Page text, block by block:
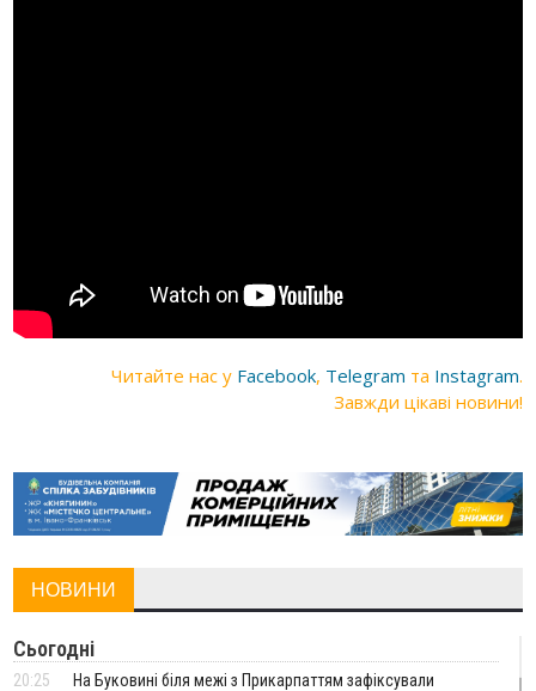
Читайте нас у Facebook, Telegram та Instagram.
Завжди цікаві новини!
НОВИНИ
Сьогодні
20:25 На Буковині біля межі з Прикарпаттям зафіксували